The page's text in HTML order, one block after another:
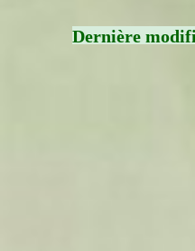
Dernière